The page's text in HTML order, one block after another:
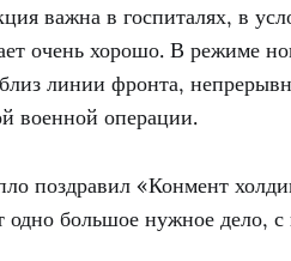
важна в госпиталях, в
очень хорошо. В режиме
линии фронта,
военной операции.
поздравил «Конмент
одно большое нужное дело,